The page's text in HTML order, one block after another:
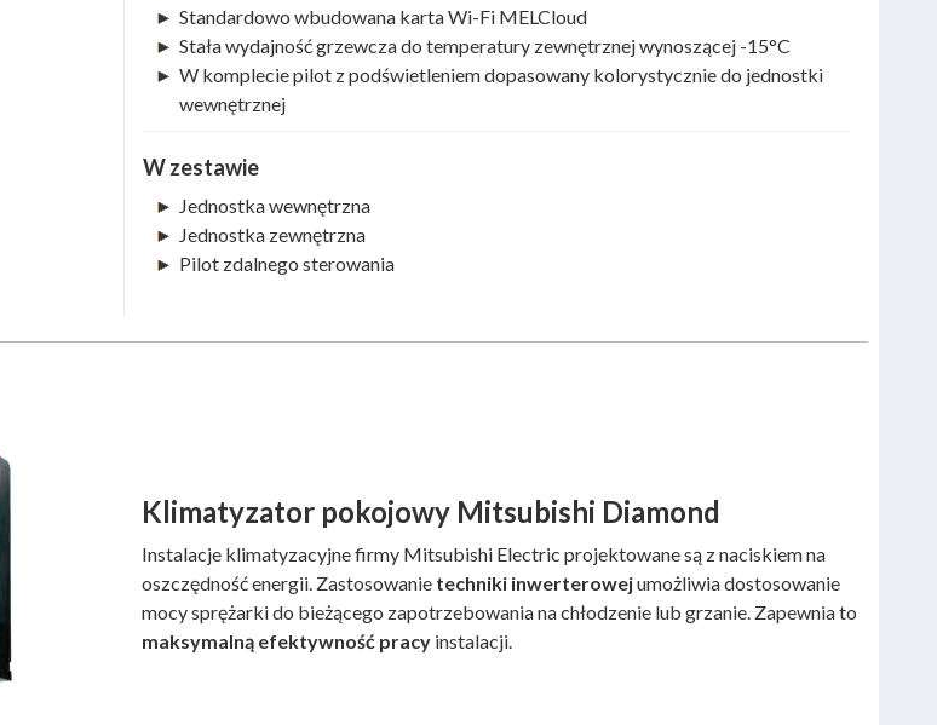
Standardowo wbudowana karta Wi-Fi MELCloud
Stała wydajność grzewcza do temperatury zewnętrznej wynoszącej -15°C
W komplecie pilot z podświetleniem dopasowany kolorystycznie do jednostki
wewnętrznej
W zestawie
Jednostka wewnętrzna
Jednostka zewnętrzna
Pilot zdalnego sterowania
Klimatyzator pokojowy Mitsubishi Diamond
Instalacje klimatyzacyjne firmy Mitsubishi Electric projektowane są z naciskiem na
oszczędność energii. Zastosowanie techniki inwerterowejumożliwia dostosowanie
mocy sprężarki do bieżącego zapotrzebowania na chłodzenie lub grzanie. Zapewnia to
maksymalną efektywność pracy instalacji.